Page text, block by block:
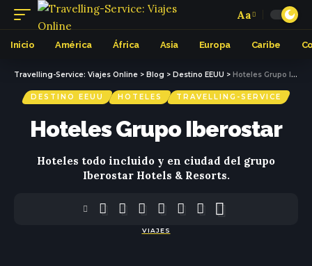
Aa
Inicio América África Asia Europa Caribe
Travelling-Service: Viajes Online > Blog > Destino EEUU > Hoteles Grupo Iberostar
DESTINO EEUU HOTELES TRAVELLING-SERVICE
Hoteles Grupo Iberostar
Hoteles todo incluido y en ciudad del grupo
Iberostar Hotels & Resorts.
VIAJES